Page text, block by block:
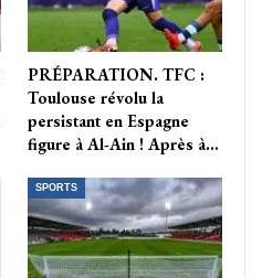
PRÉPARATION. TFC :
Toulouse révolu la
persistant en Espagne
figure à Al-Ain ! Après à…
SPORTS